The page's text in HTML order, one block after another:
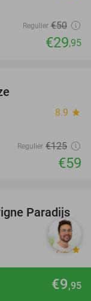
€9,95
Regulier €50
€29,95
8.9 star
Regulier €125
€59
21%
Paradijs
7.2 star
€28,50